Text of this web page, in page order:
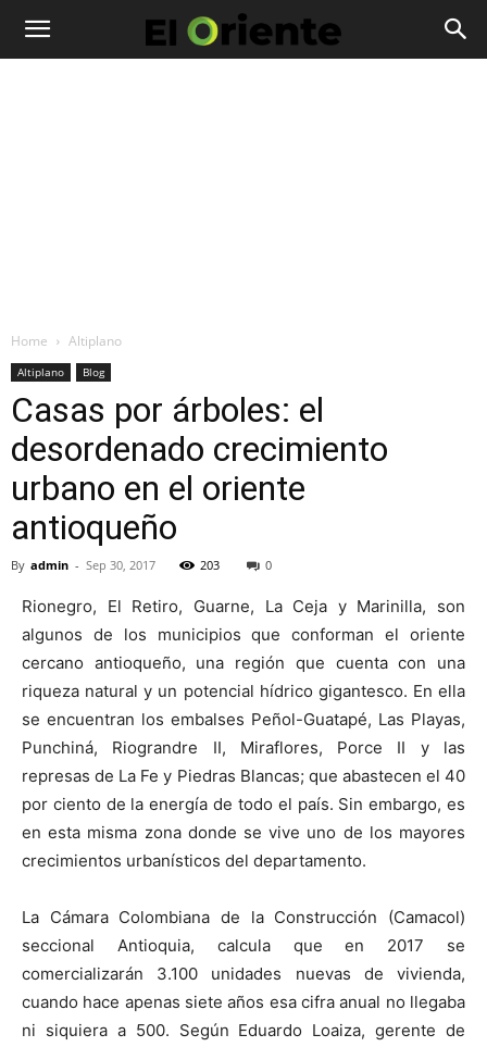
Home Altiplano
Altiplano Blog
Casas por árboles: el
desordenado crecimiento
urbano en el oriente
antioqueño
By admin - Sep 30, 2017 203 0
Rionegro, El Retiro, Guarne, La Ceja y Marinilla, son
algunos de los municipios que conforman el oriente
cercano antioqueño, una región que cuenta con una
riqueza natural y un potencial hídrico gigantesco. En ella
se encuentran los embalses Peñol-Guatapé, Las Playas,
Punchiná, Riograndre II, Miraflores, Porce II y las
represas de La Fe y Piedras Blancas; que abastecen el 40
por ciento de la energía de todo el país. Sin embargo, es
en esta misma zona donde se vive uno de los mayores
crecimientos urbanísticos del departamento.
La Cámara Colombiana de la Construcción (Camacol)
seccional Antioquia, calcula que en 2017 se
comercializarán 3.100 unidades nuevas de vivienda,
cuando hace apenas siete años esa cifra anual no llegaba
ni siquiera a 500. Según Eduardo Loaiza, gerente de